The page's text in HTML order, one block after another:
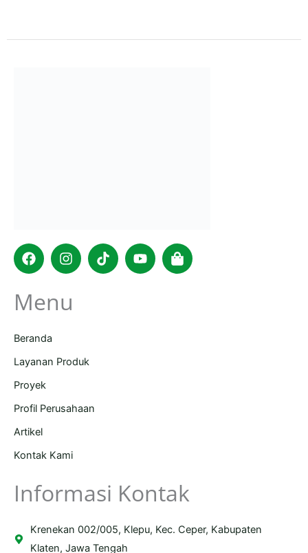
FacebookInstagram
TiktokYoutubeShopping-
bag
Menu
Beranda
Layanan Produk
Proyek
Profil Perusahaan
Artikel
Kontak Kami
Informasi Kontak
Krenekan 002/005, Klepu, Kec. Ceper, Kabupaten
Klaten, Jawa Tengah